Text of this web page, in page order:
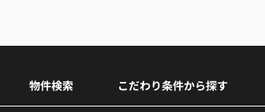
物件検索 こだわり条件から探す